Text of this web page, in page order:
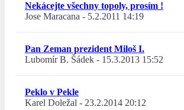
Nekácejte všechny topoly, prosím !
Jose Maracana - 5.2.2011 14:19
Pan Zeman prezident Miloš I.
Lubomír B. Šádek - 15.3.2013 15:52
Peklo v Pekle
Karel Doležal - 23.2.2014 20:12